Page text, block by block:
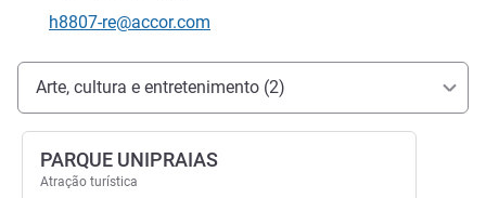
E-mail de contato
h8807-re@accor.com
Acesso e transporte
Arte, cultura e entretenimento (2)
PARQUE UNIPRAIAS
Atração turística